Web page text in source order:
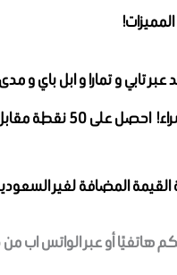
تابي و تمارا و ابل باي و
المضافة لغير
أو عبر الواتس اب من